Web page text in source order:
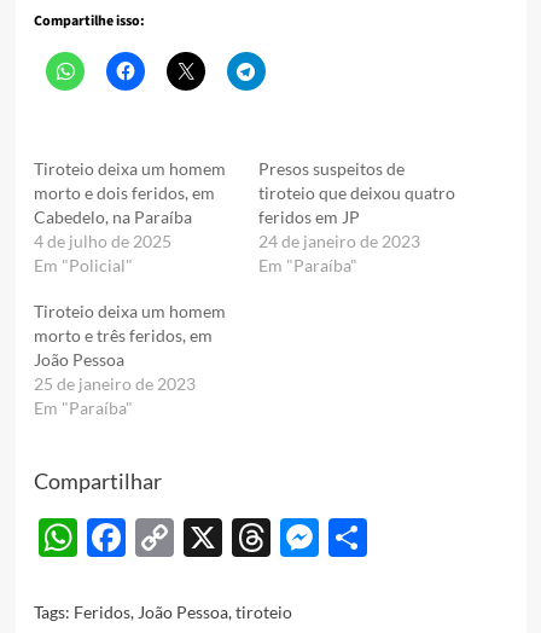
Compartilhe isso:
Tiroteio deixa um homem
morto e dois feridos, em
Cabedelo, na Paraíba
4 de julho de 2025
Em "Policial"
Presos suspeitos de
tiroteio que deixou quatro
feridos em JP
24 de janeiro de 2023
Em "Paraíba"
Tiroteio deixa um homem
morto e três feridos, em
João Pessoa
25 de janeiro de 2023
Em "Paraíba"
Compartilhar
WhatsApp
Facebook
Copy
X Threads
Messenger
Share
Tags: Feridos, João Pessoa,tiroteio